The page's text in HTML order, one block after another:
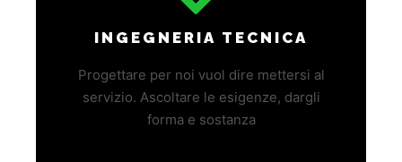
INGEGNERIA TECNICA
Progettare per noi vuol dire mettersi al
servizio. Ascoltare le esigenze, dargli
forma e sostanza